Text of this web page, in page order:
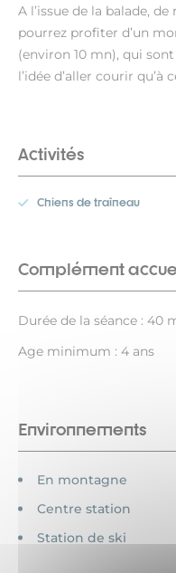
A l’issue de la balade,
pourrez profiter d’un
(environ 10 mn), qui
l’idée d’aller courir qu’à
Activités
Chiens de traîneau
Complément
Durée de la séance : 40
Age minimum : 4 ans
Environnements
En montagne
Centre station
Station de ski